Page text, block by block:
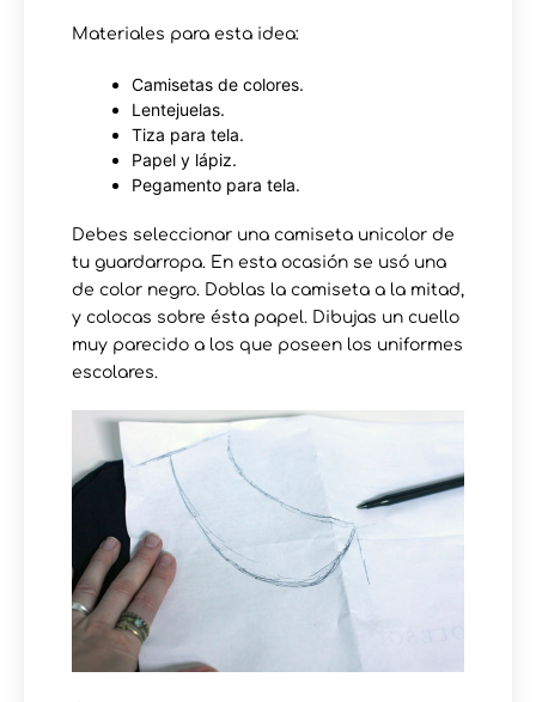
Materiales para esta idea:
Camisetas de colores.
Lentejuelas.
Tiza para tela.
Papel y lápiz.
Pegamento para tela.
Debes seleccionar una camiseta unicolor de
tu guardarropa. En esta ocasión se usó una
de color negro. Doblas la camiseta a la mitad,
y colocas sobre ésta papel. Dibujas un cuello
muy parecido a los que poseen los uniformes
escolares.